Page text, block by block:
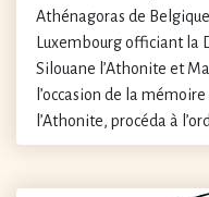
Athénagoras de
Luxembourg officiant la
Silouane l’Athonite et
l’occasion de la
l’Athonite, procéda à